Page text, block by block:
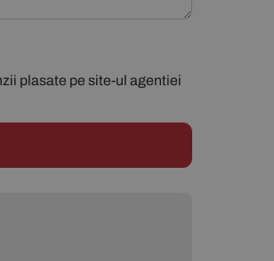
plasate pe site-ul agentiei